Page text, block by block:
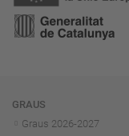
Navegació
GRAUS
Graus 2026-2027